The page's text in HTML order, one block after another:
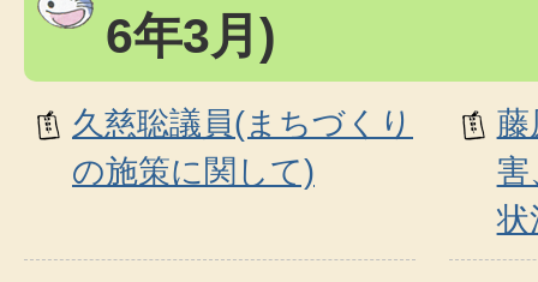
6年3月)
久慈聡議員(まちづくり
の施策に関して)
藤
害
状